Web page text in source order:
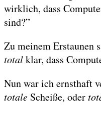
wirklich, dass
sind?”
Zu meinem Erstaunen
totalklar, dass
Nun war ich ernsthaft
totale Scheiße, oder